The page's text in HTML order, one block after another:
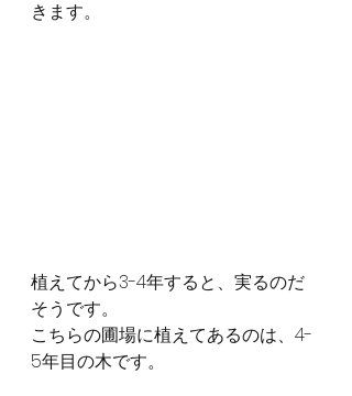
きます。
植えてから3-4年すると、実るのだ
そうです。
こちらの圃場に植えてあるのは、4-
5年目の木です。